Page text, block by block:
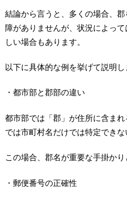
結論から言うと、多くの場合、
障がありませんが、状況によっ
しい場合もあります。
以下に具体的な例を挙げて説明し
・都市部と郡部の違い
都市部では「郡」が住所に含ま
では市町村名だけでは特定できな
この場合、郡名が重要な手掛かり
・郵便番号の正確性